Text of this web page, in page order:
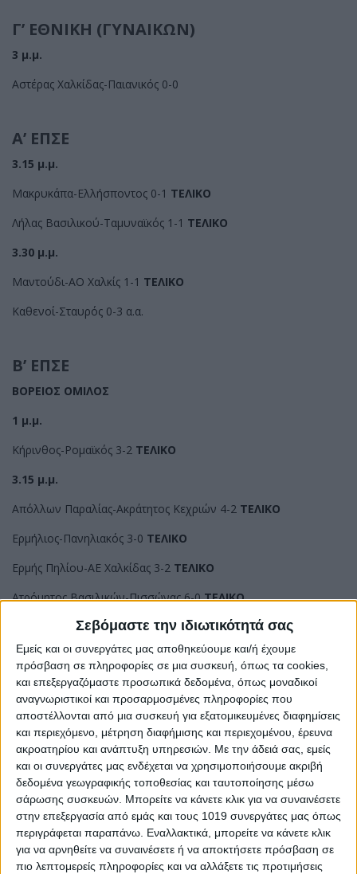
Σεβόμαστε την ιδιωτικότητά σας
Εμείς και οι συνεργάτες μας αποθηκεύουμε και/ή έχουμε
πρόσβαση σε πληροφορίες σε μια συσκευή, όπως τα cookies,
και επεξεργαζόμαστε προσωπικά δεδομένα, όπως μοναδικοί
αναγνωριστικοί και προσαρμοσμένες πληροφορίες που
αποστέλλονται από μια συσκευή για εξατομικευμένες διαφημίσεις
και περιεχόμενο, μέτρηση διαφήμισης και περιεχομένου, έρευνα
ακροατηρίου και ανάπτυξη υπηρεσιών. Με την άδειά σας, εμείς
και οι συνεργάτες μας ενδέχεται να χρησιμοποιήσουμε ακριβή
δεδομένα γεωγραφικής τοποθεσίας και ταυτοποίησης μέσω
σάρωσης συσκευών. Μπορείτε να κάνετε κλικ για να συναινέσετε
στην επεξεργασία από εμάς και τους 1019 συνεργάτες μας όπως
περιγράφεται παραπάνω. Εναλλακτικά, μπορείτε να κάνετε κλικ
για να αρνηθείτε να συναινέσετε ή να αποκτήσετε πρόσβαση σε
πιο λεπτομερείς πληροφορίες και να αλλάξετε τις προτιμήσεις
Γ’ ΕΘΝΙΚΗ (ΓΥΝΑΙΚΩΝ)
3 μ.μ.
Αστέρας Χαλκίδας-Παιανικός 0-0
Α’ ΕΠΣΕ
3.15 μ.μ.
Μακρυκάπα-Ελλήσποντος 0-1 ΤΕΛΙΚΟ
Λήλας Βασιλικού-Ταμυναϊκός 1-1 ΤΕΛΙΚΟ
3.30 μ.μ.
Μαντούδι-ΑΟ Χαλκίς 1-1 ΤΕΛΙΚΟ
Καθενοί-Σταυρός 0-3 α.α.
Β’ ΕΠΣΕ
ΒΟΡΕΙΟΣ ΟΜΙΛΟΣ
1 μ.μ.
Κήρινθος-Ρομαϊκός 3-2 ΤΕΛΙΚΟ
3.15 μ.μ.
Απόλλων Παραλίας-Ακράτητος Κεχριών 4-2 ΤΕΛΙΚΟ
Ερμήλιος-Πανηλιακός 3-0 ΤΕΛΙΚΟ
Ερμής Πηλίου-ΑΕ Χαλκίδας 3-2 ΤΕΛΙΚΟ
Ατρόμητος Βασιλικών-Πισσώνας 6-0ΤΕΛΙΚΟ
ΝΟΤΙΟΣ ΟΜΙΛΟΣ
3.15 μ.μ.
Όλυμπος Γυμνού-Μονόδρυ 5-0 ΤΕΛΙΚΟ
Μαρμάρι-Άγιος Λουκάς 3-0ΤΕΛΙΚΟ
Αφράτι-Κριεζά 4-0ΤΕΛΙΚΟ
Γ’ ΕΠΣΕ
ΔΕΥΤΕΡΟΣ ΟΜΙΛΟΣ
11.30 π.μ.